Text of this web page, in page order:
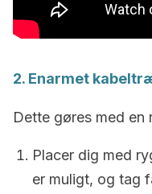
2. Enarmet
Dette gøres med en
Placer dig med
er muligt, og tag